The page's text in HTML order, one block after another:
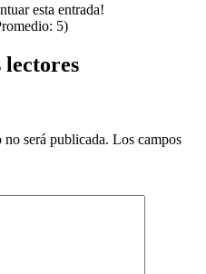
esta entrada!
5)
lectores
será publicada. Los campos